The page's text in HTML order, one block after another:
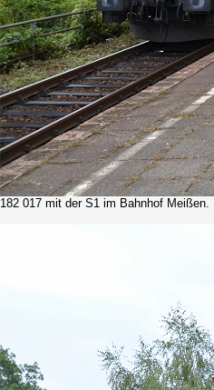
182 017 mit der S1 im Bahnhof Meißen.